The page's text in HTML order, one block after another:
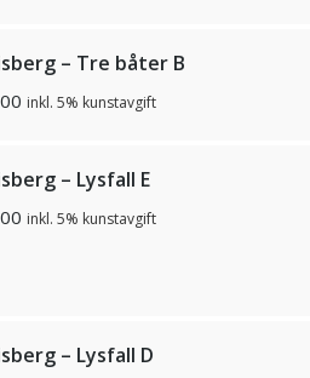
– Tre båter B
inkl. 5% kunstavgift
– Lysfall E
inkl. 5% kunstavgift
– Lysfall D